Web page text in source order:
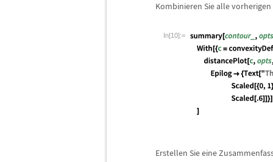
Kombinieren Sie alle
In[10]:=
Erstellen Sie eine